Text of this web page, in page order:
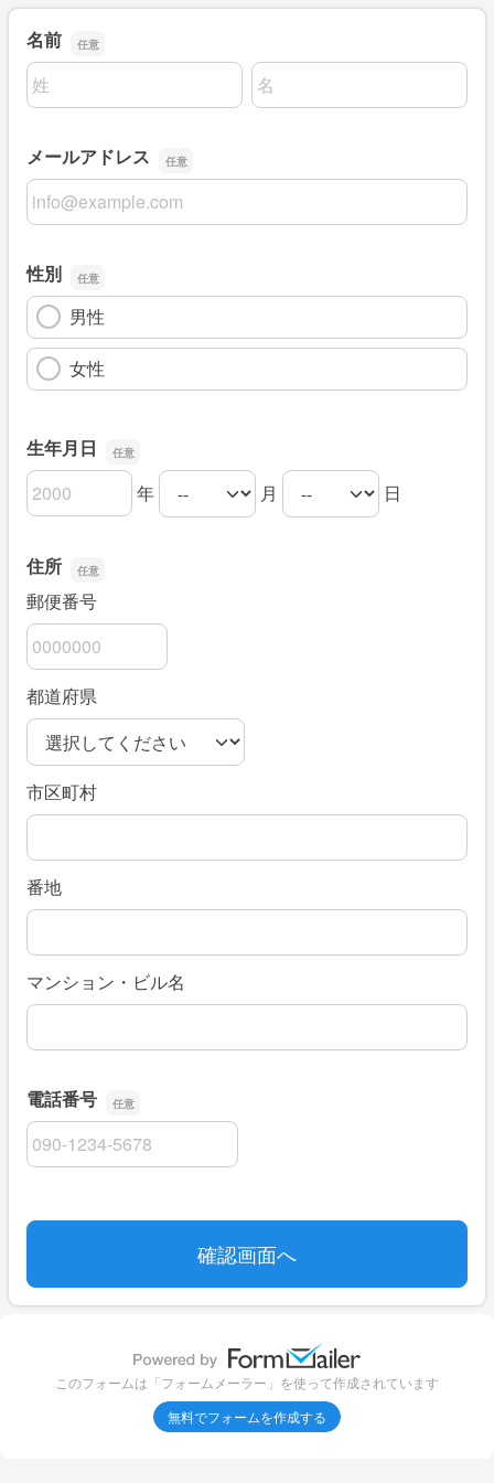
名前
名前の姓
名前の名
メールアドレス
メールアドレス
性別
男性
女性
生年月日
生年月日の年 年
生年月日の月 月
生年月日の日 日
住所
郵便番号
都道府県
市区町村
番地
マンション・ビル名
電話番号
電話番号
このフォームは「フォームメーラー」を使って作成されています
無料でフォームを作成する